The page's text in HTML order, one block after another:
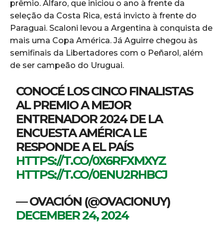
prêmio. Alfaro, que iniciou o ano à frente da
seleção da Costa Rica, está invicto à frente do
Paraguai. Scaloni levou a Argentina à conquista de
mais uma Copa América. Já Aguirre chegou às
semifinais da Libertadores com o Peñarol, além
de ser campeão do Uruguai.
CONOCÉ LOS CINCO FINALISTAS
AL PREMIO A MEJOR
ENTRENADOR 2024 DE LA
ENCUESTA AMÉRICA LE
RESPONDE A EL PAÍS
HTTPS://T.CO/0X6RFXMXYZ
HTTPS://T.CO/0ENU2RHBCJ
— OVACIÓN (@OVACIONUY)
DECEMBER 24, 2024